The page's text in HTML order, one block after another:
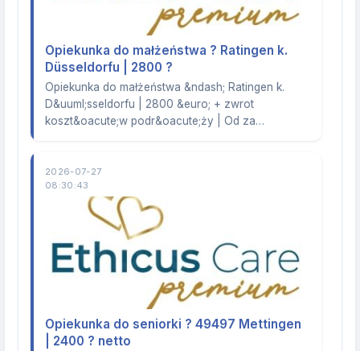
Opiekunka do małżeństwa ? Ratingen k.
Düsseldorfu | 2800 ?
Opiekunka do małżeństwa &ndash; Ratingen k.
D&uuml;sseldorfu | 2800 &euro; + zwrot
koszt&oacute;w podr&oacute;ży | Od za…
2026-07-27
08:30:43
Opiekunka do seniorki ? 49497 Mettingen
| 2400 ? netto